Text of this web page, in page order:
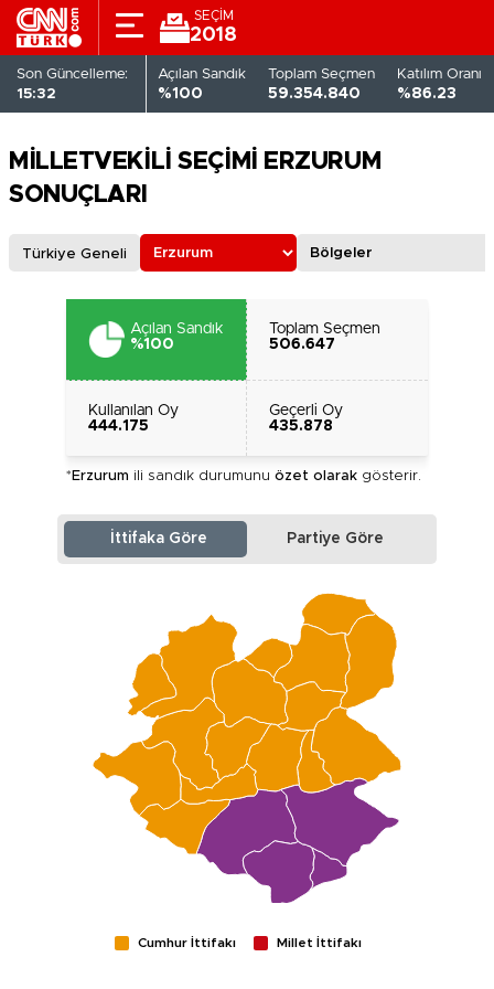
SEÇİM
2018
Son Güncelleme:
15:32
Açılan Sandık
%100
Toplam Seçmen
59.354.840
Katılım Oranı
%86.23
MİLLETVEKİLİ SEÇİMİ ERZURUM
SONUÇLARI
Türkiye Geneli
Açılan Sandık
%100
Toplam Seçmen
506.647
Kullanılan Oy
444.175
Geçerli Oy
435.878
* Erzurum ili sandık durumunu özet olarak gösterir.
İttifaka Göre Partiye Göre
Cumhur İttifakı Millet İttifakı